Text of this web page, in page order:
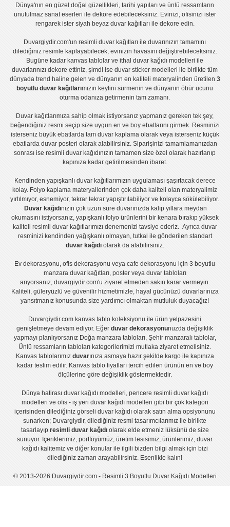
Dünya'nın en güzel doğal güzellikleri, tarihi yapıları ve ünlü ressamların
unutulmaz sanat eserleri ile dekore edebileceksiniz. Evinizi, ofisinizi ister
rengarek ister siyah beyaz duvar kağıtlarıile dekore edin.
Duvargiydir.com'unresimli duvar kağıtları ile duvarınızın tamamını
dilediğiniz resimle kaplayabilecek, evinizin havasını değiştirebileceksiniz.
Bugüne kadar kanvas tablo lar veithal duvar kağıdı modelleri ile
duvarlarınızı dekore ettiniz, şimdi iseduvar sticker modelleri ile birlikte tüm
dünyada trend haline gelen ve dünyanın en kaliteli materyalinden üretilen 3
boyutlu duvar kağıtlarımızın keyfini sürmenin ve dünyanın öbür ucunu
oturma odanıza getirmenin tam zamanı.
Duvar kağıtlarımıza sahip olmak istiyorsanız yapmanız gereken tek şey,
beğendiğiniz resmi seçip size uygun en ve boy ebatlarını girmek. Resminizi
isterseniz büyük ebatlarda tam duvar kaplamaolarak veya isterseniz küçük
ebatlarda duvar posteri olarak alabilirsiniz. Siparişinizi tamamlamanızdan
sonrası iseresimli duvar kağıdınızın tamamen size özel olarak hazırlanıp
kapınıza kadar getirilmesinden ibaret.
Kendinden yapışkanlı duvar kağıtlarımızın uygulamasışaşırtacak derece
kolay. Folyo kaplama materyallerinden çok daha kaliteli olanmateryalimiz
yırtılmıyor, esnemiyor, tekrar tekrar yapıştırılabiliyor ve kolayca sökülebiliyor.
Duvar kağıdınızın çok uzun süre duvarınızda kalıp yıllara meydan
okumasını istiyorsanız, yapışkanlı folyoürünlerini bir kenara bırakıp yüksek
kaliteli resimli duvar kağıtlarımızı denemenizi tavsiye ederiz. Ayrıca duvar
resminizi kendinden yağışkanlı olmayan, tutkal ile gönderilen standart
duvar kağıdıolarak da alabilirsiniz.
Ev dekorasyonu,ofis dekorasyonu veyacafe dekorasyonu için3 boyutlu
manzara duvar kağıtları, posterveya duvar tabloları
arıyorsanız, duvargiydir.com'u ziyaret etmeden sakın karar vermeyin.
Kaliteli, güleryüzlü ve güvenilir hizmetimizle, hayal gücünüzü duvarlarınıza
yansıtmanız konusunda size yardımcı olmaktan mutluluk duyacağız!
Duvargiydir.com kanvas tablo koleksiyonu ile ürün yelpazesini
genişletmeye devam ediyor. Eğerduvar dekorasyonunuzda değişiklik
yapmayı planlıyorsanız Doğa manzara tabloları, Şehir manzaralı tablolar,
Ünlü ressamların tabloları kategorilerimizi mutlaka ziyaret etmelisiniz.
Kanvas tablolarımız duvarınıza asmaya hazır şekilde kargo ile kapınıza
kadar teslim edilir. Kanvas tablo fiyatlarıtercih edilen ürünün en ve boy
ölçülerine göre değişiklik göstermektedir.
Dünya hatirası duvar kağıdı modelleri,pencere resimli duvar kağıdı
modelleri ve ofis - iş yeri duvar kağıdı modelleri gibi bir çok kategori
içerisinden dilediğiniz görseli duvar kağıdı olarak satın alma opsiyonunu
sunarken; Duvargiydir, dilediğiniz resmi tasarımcılarımız ile birlikte
tasarlayıp resimli duvar kağıdıolarak elde etmeniz lüksünü de size
sunuyor. İçeriklerimiz, portföyümüz, üretim tesisimiz, ürünlerimiz, duvar
kağıdı kalitemiz ve diğer konular ile ilgili bizden bilgi almak için bizi
dilediğiniz zaman arayabilirsiniz. Esenlikle kalın!
© 2013-2026 Duvargiydir.com - Resimli 3 Boyutlu Duvar Kağıdı Modelleri